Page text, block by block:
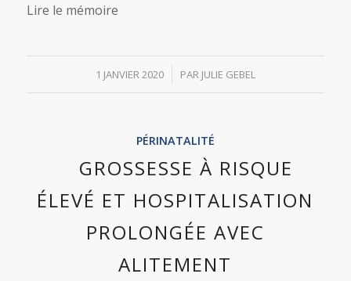
Lire le mémoire
1 JANVIER 2020
/ PAR JULIE GEBEL
PÉRINATALITÉ
GROSSESSE À RISQUE
ÉLEVÉ ET HOSPITALISATION
PROLONGÉE AVEC
ALITEMENT